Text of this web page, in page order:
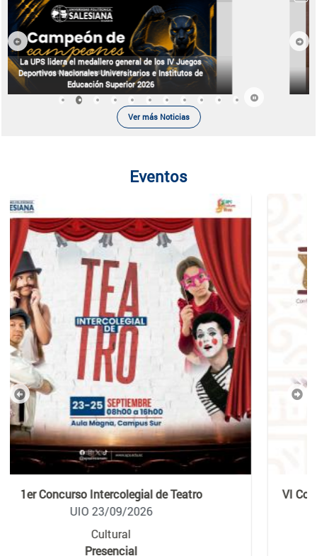
Ecosistema de innovación de la UPS despierta interés
internacional en el LATAM GO Emprende 2026
Previous Next
Ver más Noticias
Eventos
VI Congreso Ecuatoriano de Antropología Cultural,
Lingüística y Arqueología
UIO 16/11/2026
Congreso
Previous